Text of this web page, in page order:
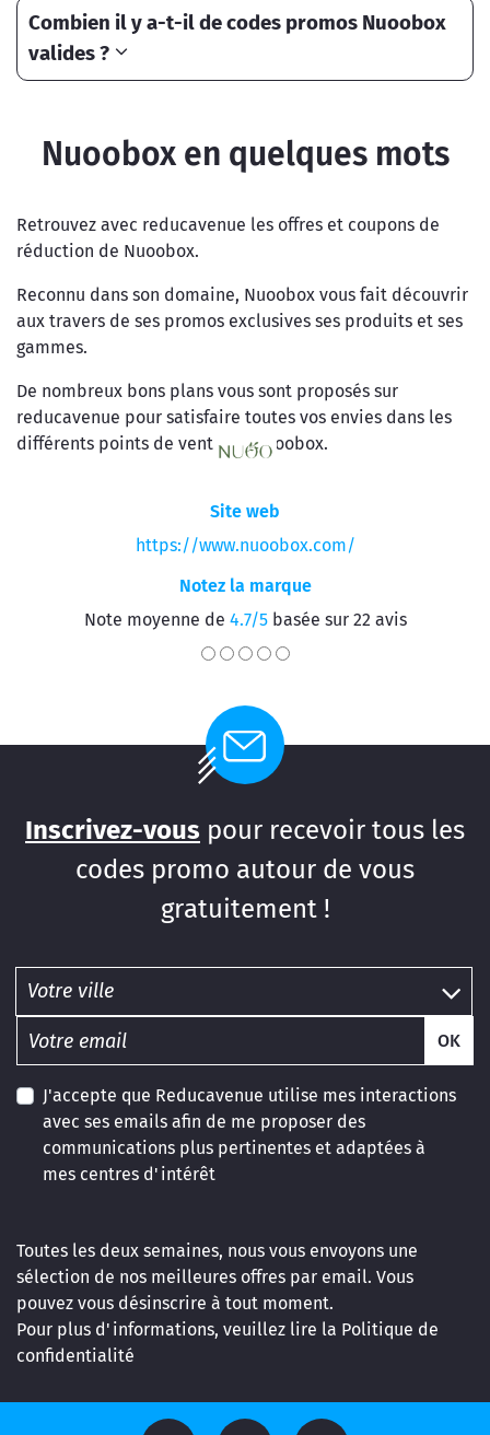
Combien il y a-t-il de codes promos Nuoobox
valides ?
Nuoobox en quelques mots
Retrouvez avec reducavenue les offres et coupons de
réduction de Nuoobox.
Reconnu dans son domaine, Nuoobox vous fait découvrir
aux travers de ses promos exclusives ses produits et ses
gammes.
De nombreux bons plans vous sont proposés sur
reducavenue pour satisfaire toutes vos envies dans les
différents points de vente de Nuoobox.
Site web
https://www.nuoobox.com/
Notez la marque
Note moyenne de 4.7/5basée sur 22 avis
Inscrivez-vous pour recevoir tous les
codes promo autour de vous
gratuitement !
OK
J'accepte que Reducavenue utilise mes interactions
avec ses emails afin de me proposer des
communications plus pertinentes et adaptées à
mes centres d'intérêt
Toutes les deux semaines, nous vous envoyons une
sélection de nos meilleures offres par email. Vous
pouvez vous désinscrire à tout moment.
Pour plus d'informations, veuillez lire la Politique de
confidentialité